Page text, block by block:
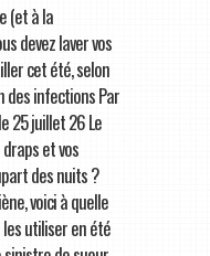
(et à la
devez laver vos
cet été, selon
des infections Par
25 juillet 26 Le
et vos
des nuits ?
voici à quelle
utiliser en été